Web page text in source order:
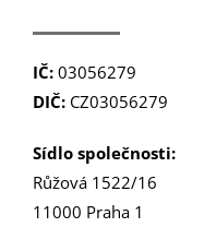
Návrhy
Ceník
IČ: 03056279
DIČ: CZ03056279
Sídlo společnosti:
Růžová 1522/16
11000 Praha 1